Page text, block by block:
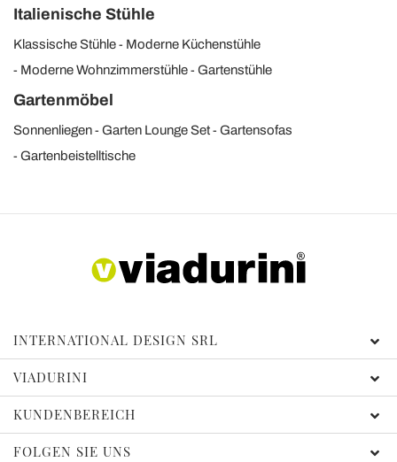
Italienische Stühle
Klassische Stühle
Moderne Küchenstühle
Moderne Wohnzimmerstühle
Gartenstühle
Gartenmöbel
Sonnenliegen Garten Lounge Set
Gartensofas
Gartenbeistelltische
INTERNATIONAL DESIGN SRL
VIADURINI
KUNDENBEREICH
FOLGEN SIE UNS